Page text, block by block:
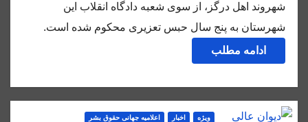
شهروند اهل درگز، از سوی شعبه دادگاه انقلاب این
شهرستان به پنج سال حبس تعزیری محکوم شده است.
ادامه مطلب
ویژه اخبار اعلاميه جهانی حقوق بشر